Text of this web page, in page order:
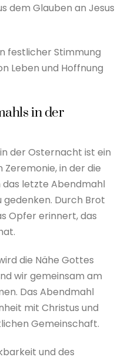
dem Glauben an Jesus
festlicher Stimmung
Leben und Hoffnung
in der
der Osternacht ist ein
in der die
letzte Abendmahl
gedenken. Durch Brot
Opfer erinnert, das
die Nähe Gottes
wir gemeinsam am
Das Abendmahl
mit Christus und
Gemeinschaft.
und des